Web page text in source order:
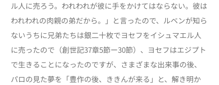
ル人に売ろう。われわれが彼に手をかけてはならない。彼は
われわれの肉親の弟だから。」と言ったので、ルベンが知ら
ないうちに兄弟たちは銀二十枚でヨセフをイシュマエル人
に売ったので（創世記37章5節ー30節）、ヨセフはエジプト
で生きることになったのですが、さまざまな出来事の後、
パロの見た夢を「豊作の後、ききんが来る」と、解き明か